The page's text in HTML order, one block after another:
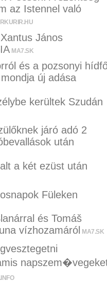
az Istennel való
János
MA7.SK
és a pozsonyi
új adása
kerültek Szudán
járó adó 2
után
a két ezüst után
Füleken
és Tomáš
vízhozamáról
MA7.SK